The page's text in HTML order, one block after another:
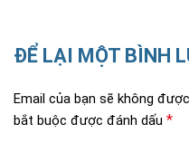
ĐỂ LẠI MỘT BÌNH
Email của bạn sẽ không
bắt buộc được đánh dấu *